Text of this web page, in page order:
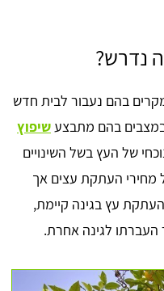
נדרש?
בהם נעבור לבית חדש
בהם מתבצעשיפוץ
של העץ בשל השינויים
מחירי העתקת עצים אך
עץ בגינה קיימת,
לגינה אחרת.